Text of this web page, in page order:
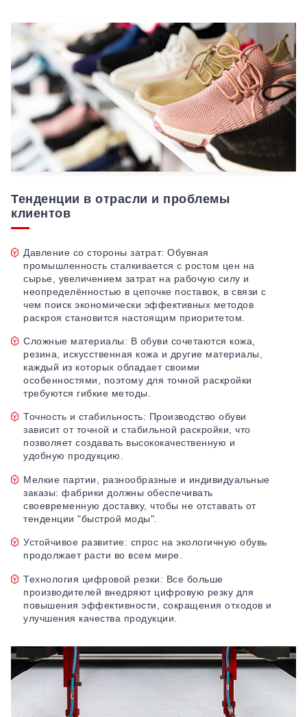
Тенденции в отрасли и проблемы
клиентов
Давление со стороны затрат: Обувная
промышленность сталкивается с ростом цен на
сырье, увеличением затрат на рабочую силу и
неопределённостью в цепочке поставок, в связи с
чем поиск экономически эффективных методов
раскроя становится настоящим приоритетом.
Сложные материалы: В обуви сочетаются кожа,
резина, искусственная кожа и другие материалы,
каждый из которых обладает своими
особенностями, поэтому для точной раскройки
требуются гибкие методы.
Точность и стабильность: Производство обуви
зависит от точной и стабильной раскройки, что
позволяет создавать высококачественную и
удобную продукцию.
Мелкие партии, разнообразные и индивидуальные
заказы: фабрики должны обеспечивать
своевременную доставку, чтобы не отставать от
тенденции "быстрой моды".
Устойчивое развитие: спрос на экологичную обувь
продолжает расти во всем мире.
Технология цифровой резки: Все больше
производителей внедряют цифровую резку для
повышения эффективности, сокращения отходов и
улучшения качества продукции.